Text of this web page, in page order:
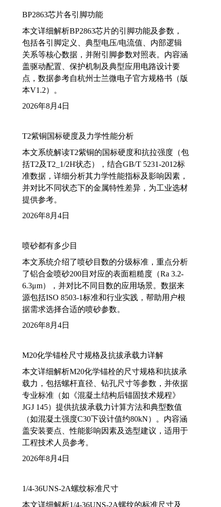
BP2863芯片各引脚功能
本文详细解析BP2863芯片的引脚功能及参数，
包括各引脚定义、典型电压/电流值、内部逻辑
关系等核心数据，并附引脚参数对照表。内容涵
盖驱动配置、保护机制及典型应用电路设计要
点，数据参考自杭州士兰微电子官方规格书（版
本V1.2）。
2026年8月4日
T2紫铜国标硬度及力学性能分析
本文系统解读T2紫铜的国标硬度和抗拉强度（包
括T2及T2_1/2H状态），结合GB/T 5231-2012标
准数据，详细分析其力学性能指标及影响因素，
并对比不同状态下的金属特性差异，为工业选材
提供参考。
2026年8月4日
喷砂都有多少目
本文系统介绍了喷砂目数的分级标准，重点分析
了铝合金喷砂200目对应的表面粗糙度（Ra 3.2-
6.3μm），并对比不同目数的应用场景。数据来
源包括ISO 8503-1标准和行业实践，帮助用户根
据需求选择合适的喷砂参数。
2026年8月4日
M20化学锚栓尺寸规格及抗拔承载力详解
本文详细解析M20化学锚栓的尺寸规格和抗拔承
载力，包括螺杆直径、钻孔尺寸等参数，并依据
专业标准（如《混凝土结构后锚固技术规程》
JGJ 145）提供抗拔承载力计算方法和典型数值
（如混凝土强度C30下设计值约80kN）。内容涵
盖安装要点、性能影响因素及选型建议，适用于
工程技术人员参考。
2026年8月4日
1/4-36UNS-2A螺纹标准尺寸
本文详细解析1/4-36UNS-2A螺纹的标准尺寸及